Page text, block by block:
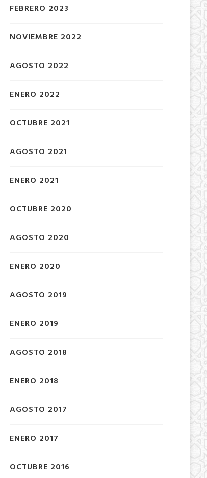
FEBRERO 2023
NOVIEMBRE 2022
AGOSTO 2022
ENERO 2022
OCTUBRE 2021
AGOSTO 2021
ENERO 2021
OCTUBRE 2020
AGOSTO 2020
ENERO 2020
AGOSTO 2019
ENERO 2019
AGOSTO 2018
ENERO 2018
AGOSTO 2017
ENERO 2017
OCTUBRE 2016